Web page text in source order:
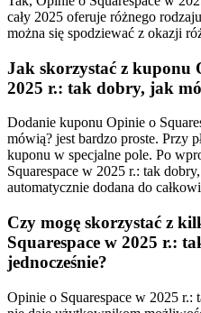
cały 2025 oferuje różnego
można się spodziewać z okazji
Jak skorzystać z kuponu
2025 r.: tak dobry, jak
Dodanie kuponu Opinie o
mówią? jest bardzo proste. Przy
kuponu w specjalne pole. Po
Squarespace w 2025 r.: tak
automatycznie dodana do
Czy mogę skorzystać z
Squarespace w 2025 r.:
jednocześnie?
Opinie o Squarespace w 2025